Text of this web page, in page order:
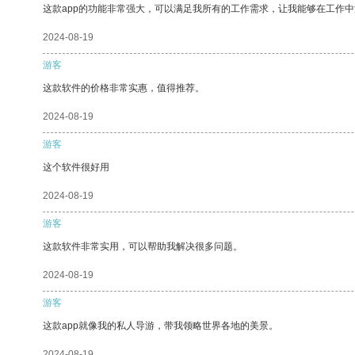
这款app的功能非常强大，可以满足我所有的工作需求，让我能够在工作中
2024-08-19
游客
这款软件的价格非常实惠，值得推荐。
2024-08-19
游客
这个软件很好用
2024-08-19
游客
这款软件非常实用，可以帮助我解决很多问题。
2024-08-19
游客
这款app就像我的私人导游，带我领略世界各地的美景。